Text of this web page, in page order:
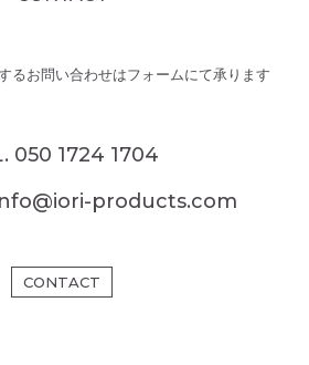
るお問い合わせはフォームにて承ります
050 1724 1704
products.com
CONTACT